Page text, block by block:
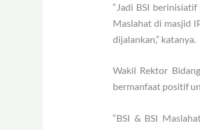
“Jadi BSI
Maslahat di masjid
dijalankan,” katanya.
Wakil Rektor
bermanfaat positif
“BSI & BSI